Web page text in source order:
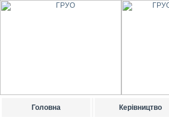
Головна Керівництво